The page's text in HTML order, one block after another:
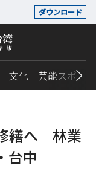
ダウンロード
文化 芸能スポーツ
繕へ 林業
台中